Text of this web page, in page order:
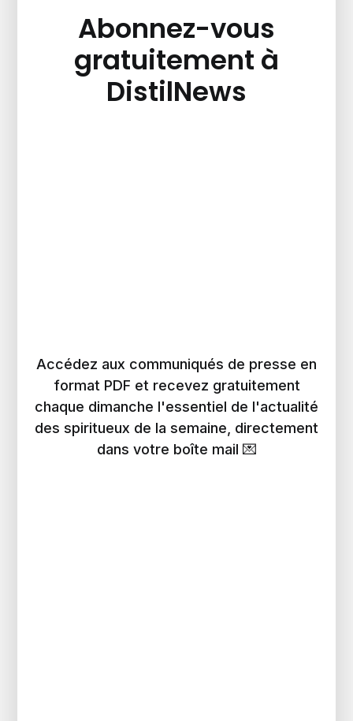
Abonnez-vous
gratuitement à
DistilNews
Accédez aux communiqués de presse en
format PDF et recevez gratuitement
chaque dimanche l'essentiel de l'actualité
des spiritueux de la semaine, directement
dans votre boîte mail 💌